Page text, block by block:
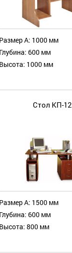
Размер А: 1000 мм
Глубина: 600 мм
Высота: 1000 мм
Стол КП-12
Размер А: 1500 мм
Глубина: 600 мм
Высота: 800 мм